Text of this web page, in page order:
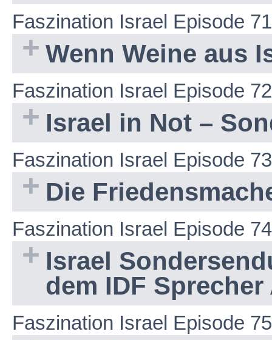
Faszination Israel Episode 71
Wenn Weine aus
Faszination Israel Episode 72
Israel in Not –
Faszination Israel Episode 73
Die
Faszination Israel Episode 74
Israel
dem IDF
Faszination Israel Episode 75